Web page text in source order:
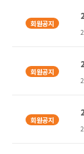
회원공지
회원공지
회원공지